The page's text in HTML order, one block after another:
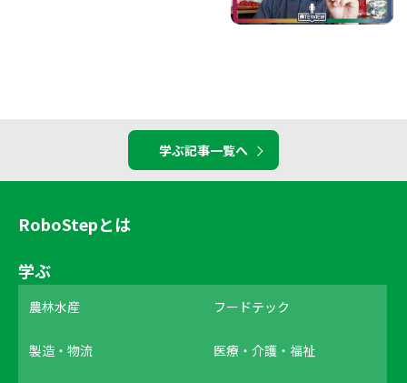
学ぶ記事一覧へ
RoboStepとは
学ぶ
農林水産 フードテック
製造・物流 医療・介護・福祉